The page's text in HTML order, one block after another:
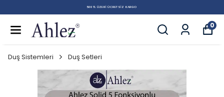
500 TL ÜZERI ÜCRETSIZ KARGO
0
Duş Sistemleri Duş Setleri